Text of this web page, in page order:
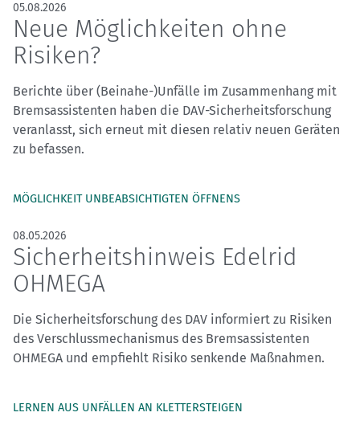
05.08.2026
Neue Möglichkeiten ohne
Risiken?
Berichte über (Beinahe-)Unfälle im Zusammenhang mit
Bremsassistenten haben die DAV-Sicherheitsforschung
veranlasst, sich erneut mit diesen relativ neuen Geräten
zu befassen.
MÖGLICHKEIT UNBEABSICHTIGTEN ÖFFNENS
08.05.2026
Sicherheitshinweis Edelrid
OHMEGA
Die Sicherheitsforschung des DAV informiert zu Risiken
des Verschlussmechanismus des Bremsassistenten
OHMEGA und empfiehlt Risiko senkende Maßnahmen.
LERNEN AUS UNFÄLLEN AN KLETTERSTEIGEN